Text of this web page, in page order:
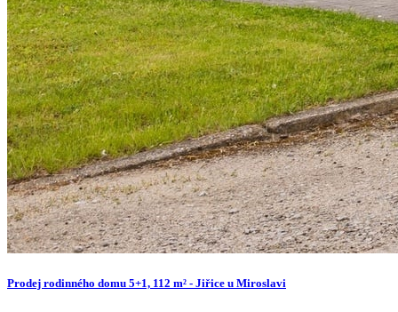
Prodej rodinného domu 5+1, 112 m² - Jiřice u Miroslavi